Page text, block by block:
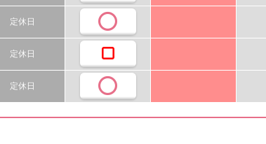
定休日
定休日
定休日